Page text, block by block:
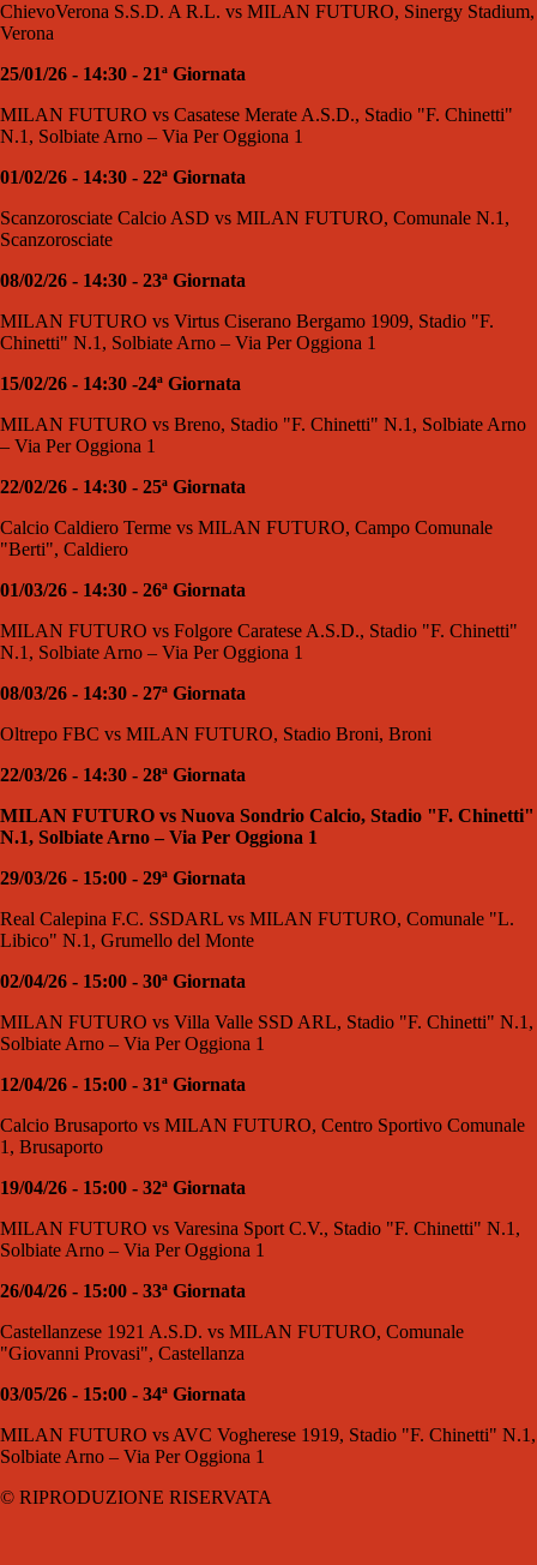
ChievoVerona S.S.D. A R.L. vs MILAN FUTURO, Sinergy Stadium,
Verona
25/01/26 - 14:30 - 21ª Giornata
MILAN FUTURO vs Casatese Merate A.S.D., Stadio "F. Chinetti"
N.1, Solbiate Arno – Via Per Oggiona 1
01/02/26 - 14:30 - 22ª Giornata
Scanzorosciate Calcio ASD vs MILAN FUTURO, Comunale N.1,
Scanzorosciate
08/02/26 - 14:30 - 23ª Giornata
MILAN FUTURO vs Virtus Ciserano Bergamo 1909, Stadio "F.
Chinetti" N.1, Solbiate Arno – Via Per Oggiona 1
15/02/26 - 14:30 -24ª Giornata
MILAN FUTURO vs Breno, Stadio "F. Chinetti" N.1, Solbiate Arno
– Via Per Oggiona 1
22/02/26 - 14:30 - 25ª Giornata
Calcio Caldiero Terme vs MILAN FUTURO, Campo Comunale
"Berti", Caldiero
01/03/26 - 14:30 - 26ª Giornata
MILAN FUTURO vs Folgore Caratese A.S.D., Stadio "F. Chinetti"
N.1, Solbiate Arno – Via Per Oggiona 1
08/03/26 - 14:30 - 27ª Giornata
Oltrepo FBC vs MILAN FUTURO, Stadio Broni, Broni
22/03/26 - 14:30 - 28ª Giornata
MILAN FUTURO vs Nuova Sondrio Calcio, Stadio "F. Chinetti"
N.1, Solbiate Arno – Via Per Oggiona 1
29/03/26 - 15:00 - 29ª Giornata
Real Calepina F.C. SSDARL vs MILAN FUTURO, Comunale "L.
Libico" N.1, Grumello del Monte
02/04/26 - 15:00 - 30ª Giornata
MILAN FUTURO vs Villa Valle SSD ARL, Stadio "F. Chinetti" N.1,
Solbiate Arno – Via Per Oggiona 1
12/04/26 - 15:00 - 31ª Giornata
Calcio Brusaporto vs MILAN FUTURO, Centro Sportivo Comunale
1, Brusaporto
19/04/26 - 15:00 - 32ª Giornata
MILAN FUTURO vs Varesina Sport C.V., Stadio "F. Chinetti" N.1,
Solbiate Arno – Via Per Oggiona 1
26/04/26 - 15:00 - 33ª Giornata
Castellanzese 1921 A.S.D. vs MILAN FUTURO, Comunale
"Giovanni Provasi", Castellanza
03/05/26 - 15:00 - 34ª Giornata
MILAN FUTURO vs AVC Vogherese 1919, Stadio "F. Chinetti" N.1,
Solbiate Arno – Via Per Oggiona 1
© RIPRODUZIONE RISERVATA